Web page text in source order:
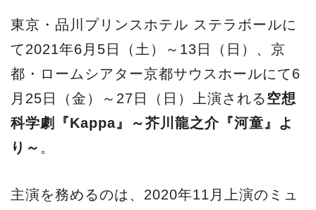
東京・品川プリンスホテル ステラボールに
て2021年6月5日（土）～13日（日）、京
都・ロームシアター京都サウスホールにて6
月25日（金）～27日（日）上演される空想
科学劇『Kappa』～芥川龍之介『河童』よ
り～ 。
主演を務めるのは、2020年11月上演のミュ